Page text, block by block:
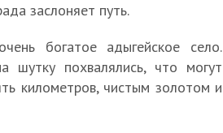
заслоняет путь.
богатое адыгейское село.
шутку похвалялись, что могут
километров, чистым золотом и